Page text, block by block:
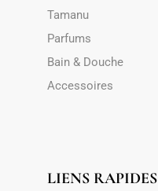
Tamanu
Parfums
Bain & Douche
Accessoires
LIENS RAPIDES